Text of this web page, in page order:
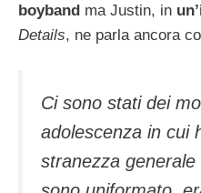
boyband ma Justin, in
Details, ne parla ancora
Ci sono stati dei
adolescenza in cui
stranezza